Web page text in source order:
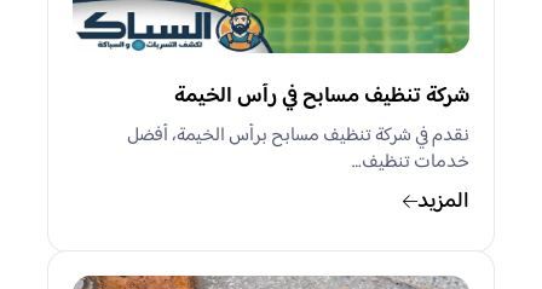
شركة تنظيف مسابح في رأس الخيمة
نقدم في شركة تنظيف مسابح برأس الخيمة، أفضل
خدمات تنظيف…
المزيد